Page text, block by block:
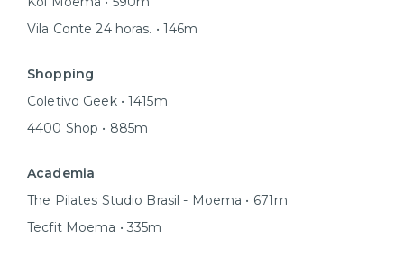
Vila Conte 24 horas. • 146m
Shopping
Coletivo Geek • 1415m
4400 Shop • 885m
Academia
The Pilates Studio Brasil - Moema • 671m
Tecfit Moema • 335m